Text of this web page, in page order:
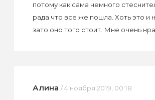
потому как сама немного
рада что все же пошла. Хоть это и
зато оно того стоит. Мне очень
Алина / 4 ноября 2019, 00:18